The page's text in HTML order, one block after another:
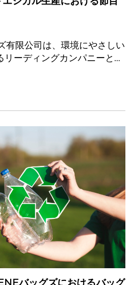
限公司は、環境にやさしい
ーディングカンパニーとし
ZARA（インディテックスグ
監査で「A」評価を獲得し
バッグズにおけるバッグ